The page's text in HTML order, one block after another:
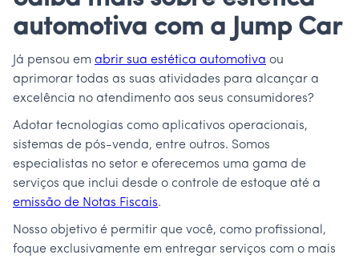
automotiva com a Jump Car
Já pensou em abrir sua estética automotiva ou
aprimorar todas as suas atividades para alcançar a
excelência no atendimento aos seus consumidores?
Adotar tecnologias como aplicativos operacionais,
sistemas de pós-venda, entre outros. Somos
especialistas no setor e oferecemos uma gama de
serviços que inclui desde o controle de estoque até a
emissão de Notas Fiscais.
Nosso objetivo é permitir que você, como profissional,
foque exclusivamente em entregar serviços com o mais